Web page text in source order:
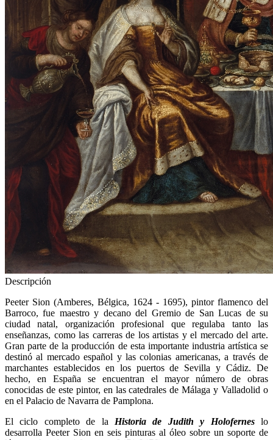
Descripción
Peeter Sion (Amberes, Bélgica, 1624 - 1695), pintor flamenco del
Barroco, fue maestro y decano del Gremio de San Lucas de su
ciudad natal, organización profesional que regulaba tanto las
enseñanzas, como las carreras de los artistas y el mercado del arte.
Gran parte de la producción de esta importante industria artística se
destinó al mercado español y las colonias americanas, a través de
marchantes establecidos en los puertos de Sevilla y Cádiz. De
hecho, en España se encuentran el mayor número de obras
conocidas de este pintor, en las catedrales de Málaga y Valladolid o
en el Palacio de Navarra de Pamplona.
El ciclo completo de la Historia de Judith y Holoferneslo
desarrolla Peeter Sion en seis pinturas al óleo sobre un soporte de